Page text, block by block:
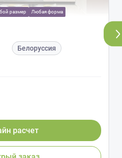
размер Любая форма
Белоруссия
расчет